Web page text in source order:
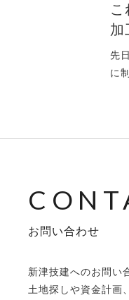
こ
加
先
に
お問い合わせ
新津技建へのお問い
土地探しや資金計画